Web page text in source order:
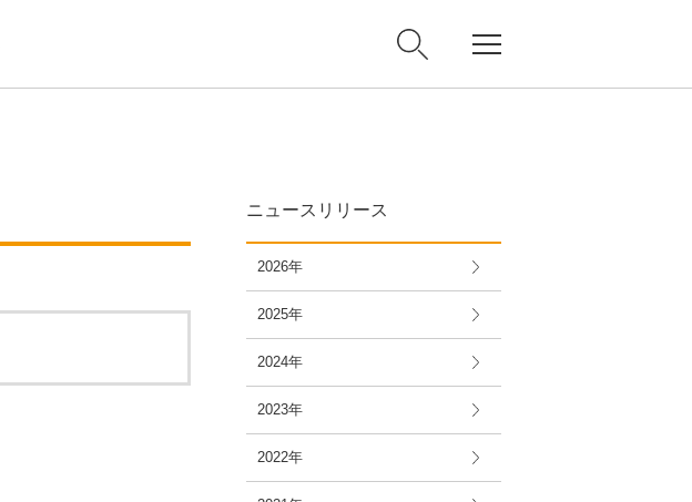
ニュースリリース
2026年
2025年
2024年
2023年
2022年